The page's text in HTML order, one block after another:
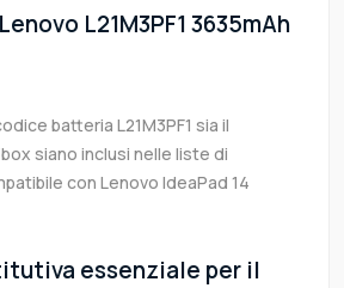
L21M3PF1 3635mAh
batteria L21M3PF1 sia il
siano inclusi nelle liste di
con Lenovo IdeaPad 14
essenziale per il